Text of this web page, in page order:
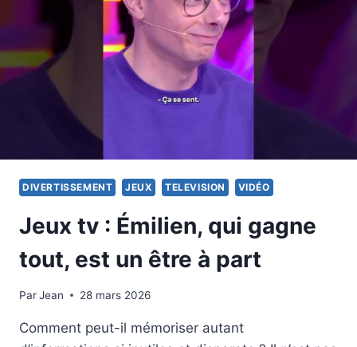
DIVERTISSEMENT JEUX TELEVISION VIDÉO
Jeux tv : Émilien, qui gagne
tout, est un être à part
ParJean
14 février 202628 mars 2026
Comment peut-il mémoriser autant